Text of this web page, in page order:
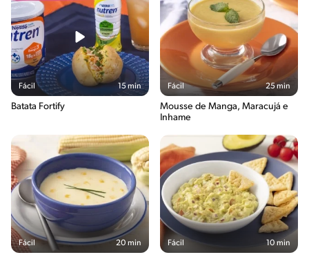
Fácil 15 min
Batata Fortify
Fácil 25 min
Mousse de Manga, Maracujá e
Inhame
Fácil 20 min Fácil 10 min